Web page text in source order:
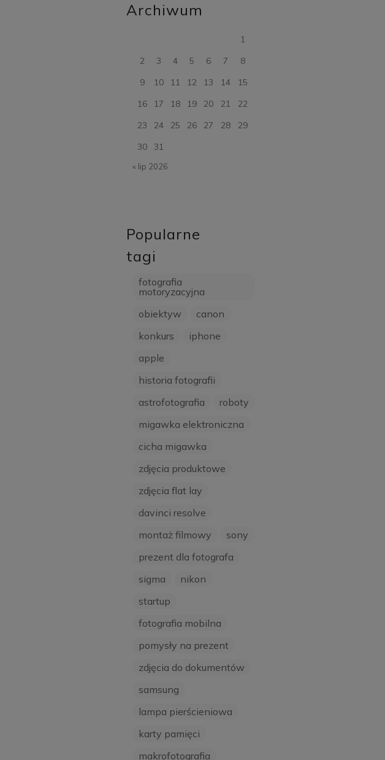
Archiwum
1
2
3 4 5 6 7
8
9
10 11 12 13 14
15
16
17 18 19 20 21
22
23
24 25 26 27 28
29
30
31
« lip 2026
Popularne
tagi
fotografia
motoryzacyjna
obiektyw
canon
konkurs
iphone
apple
historia fotografii
astrofotografia
roboty
migawka elektroniczna
cicha migawka
zdjęcia produktowe
zdjęcia flat lay
davinci resolve
montaż filmowy
sony
prezent dla fotografa
sigma
nikon
startup
fotografia mobilna
pomysły na prezent
zdjęcia do dokumentów
samsung
lampa pierścieniowa
karty pamięci
makrofotografia